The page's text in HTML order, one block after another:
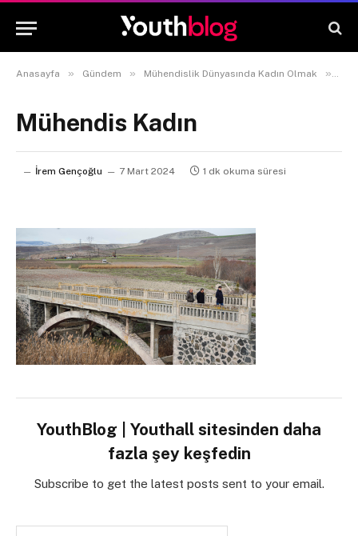
Anasayfa » Gündem » Mühendislik Dünyasında Kadın Olmak »
Mühendis Kadın
İrem Gençoğlu 7 Mart 2024 1 dk okuma süresi
YouthBlog | Youthall sitesinden daha
fazla şey keşfedin
Subscribe to get the latest posts sent to your email.
E-postanızı yazın…